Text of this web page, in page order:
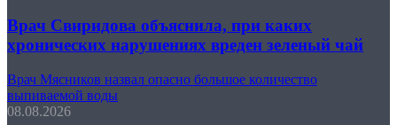
Врач Свиридова объяснила, при каких
хронических нарушениях вреден зеленый чай
Врач Мясников назвал опасно большое количество
выпиваемой воды
08.08.2026